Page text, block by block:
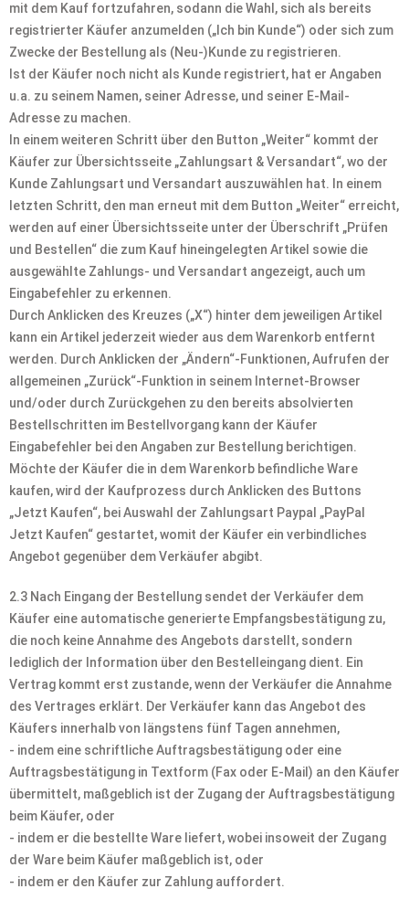
mit dem Kauf fortzufahren, sodann die Wahl, sich als bereits
registrierter Käufer anzumelden („Ich bin Kunde“) oder sich zum
Zwecke der Bestellung als (Neu-)Kunde zu registrieren.
Ist der Käufer noch nicht als Kunde registriert, hat er Angaben
u.a. zu seinem Namen, seiner Adresse, und seiner E-Mail-
Adresse zu machen.
In einem weiteren Schritt über den Button „Weiter“ kommt der
Käufer zur Übersichtsseite „Zahlungsart & Versandart“, wo der
Kunde Zahlungsart und Versandart auszuwählen hat. In einem
letzten Schritt, den man erneut mit dem Button „Weiter“ erreicht,
werden auf einer Übersichtsseite unter der Überschrift „Prüfen
und Bestellen“ die zum Kauf hineingelegten Artikel sowie die
ausgewählte Zahlungs- und Versandart angezeigt, auch um
Eingabefehler zu erkennen.
Durch Anklicken des Kreuzes („X“) hinter dem jeweiligen Artikel
kann ein Artikel jederzeit wieder aus dem Warenkorb entfernt
werden. Durch Anklicken der „Ändern“-Funktionen, Aufrufen der
allgemeinen „Zurück“-Funktion in seinem Internet-Browser
und/oder durch Zurückgehen zu den bereits absolvierten
Bestellschritten im Bestellvorgang kann der Käufer
Eingabefehler bei den Angaben zur Bestellung berichtigen.
Möchte der Käufer die in dem Warenkorb befindliche Ware
kaufen, wird der Kaufprozess durch Anklicken des Buttons
„Jetzt Kaufen“, bei Auswahl der Zahlungsart Paypal „PayPal
Jetzt Kaufen“ gestartet, womit der Käufer ein verbindliches
Angebot gegenüber dem Verkäufer abgibt.
2.3 Nach Eingang der Bestellung sendet der Verkäufer dem
Käufer eine automatische generierte Empfangsbestätigung zu,
die noch keine Annahme des Angebots darstellt, sondern
lediglich der Information über den Bestelleingang dient. Ein
Vertrag kommt erst zustande, wenn der Verkäufer die Annahme
des Vertrages erklärt. Der Verkäufer kann das Angebot des
Käufers innerhalb von längstens fünf Tagen annehmen,
- indem eine schriftliche Auftragsbestätigung oder eine
Auftragsbestätigung in Textform (Fax oder E-Mail) an den Käufer
übermittelt, maßgeblich ist der Zugang der Auftragsbestätigung
beim Käufer, oder
- indem er die bestellte Ware liefert, wobei insoweit der Zugang
der Ware beim Käufer maßgeblich ist, oder
- indem er den Käufer zur Zahlung auffordert.